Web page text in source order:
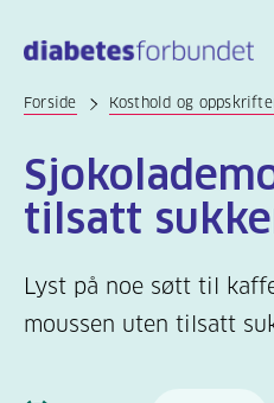
hovedinnhold
Forside Kosthold og
tilsatt
Lyst på noe søtt til
moussen uten tilsatt